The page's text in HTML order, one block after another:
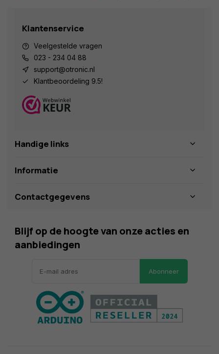
Klantenservice
Veelgestelde vragen
023 - 234 04 88
support@otronic.nl
Klantbeoordeling 9.5!
Handige links
Informatie
Contactgegevens
Blijf op de hoogte van onze acties en
aanbiedingen
Abonneer